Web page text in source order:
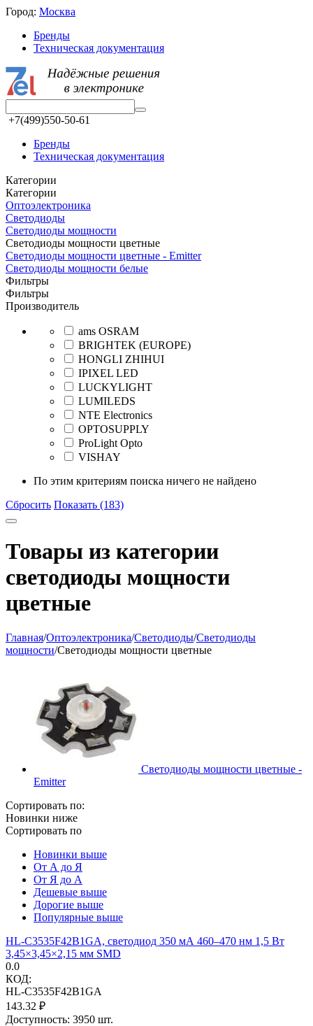
Город: Москва
Бренды
Техническая документация
+7(499)550-50-61
Бренды
Техническая документация
Категории
Категории
Oптоэлектроника
Светодиоды
Светодиоды мощности
Светодиоды мощности цветные
Светодиоды мощности цветные - Emitter
Светодиоды мощности белые
Фильтры
Фильтры
Производитель
ams OSRAM
BRIGHTEK (EUROPE)
HONGLI ZHIHUI
IPIXEL LED
LUCKYLIGHT
LUMILEDS
NTE Electronics
OPTOSUPPLY
ProLight Opto
VISHAY
По этим критериям поиска ничего не найдено
Сбросить Показать (183)
Товары из категории
светодиоды мощности
цветные
Главная/Oптоэлектроника/Светодиоды/Светодиоды
мощности/Светодиоды мощности цветные
Светодиоды мощности цветные -
Emitter
Сортировать по:
Новинки ниже
Сортировать по
Новинки выше
От А до Я
От Я до А
Дешевые выше
Дорогие выше
Популярные выше
HL-C3535F42B1GA, светодиод 350 мА 460–470 нм 1,5 Вт
3,45×3,45×2,15 мм SMD
0.0
КОД:
HL-C3535F42B1GA
143.32 ₽
Доступность: 3950 шт.